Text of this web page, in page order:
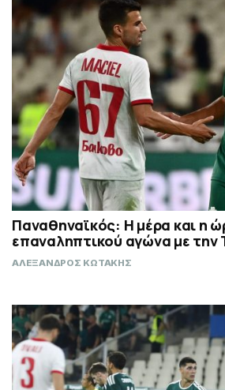
Παναθηναϊκός: Η μέρα και η
επαναληπτικού αγώνα με την
ΑΛΕΞΑΝΔΡΟΣ ΚΩΤΑΚΗΣ